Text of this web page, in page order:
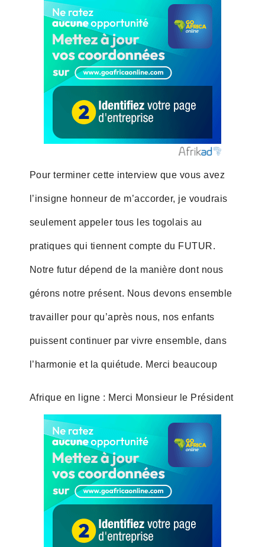
Pour terminer cette interview que vous avez
l’insigne honneur de m’accorder, je voudrais
seulement appeler tous les togolais au
pratiques qui tiennent compte du FUTUR.
Notre futur dépend de la manière dont nous
gérons notre présent. Nous devons ensemble
travailler pour qu’après nous, nos enfants
puissent continuer par vivre ensemble, dans
l’harmonie et la quiétude. Merci beaucoup
Afrique en ligne : Merci Monsieur le Président